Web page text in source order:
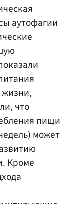
аутофагии
жизни,
что
пищи
может
Кроме